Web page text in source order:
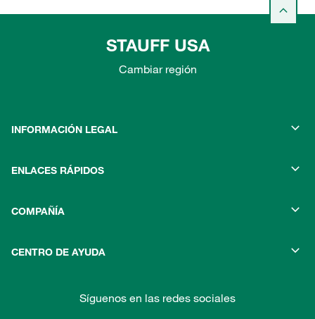
STAUFF USA
Cambiar región
INFORMACIÓN LEGAL
ENLACES RÁPIDOS
COMPAÑÍA
CENTRO DE AYUDA
Síguenos en las redes sociales